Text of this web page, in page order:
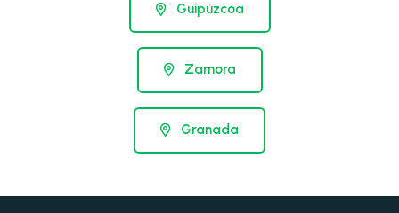
Guipúzcoa
Zamora
Granada